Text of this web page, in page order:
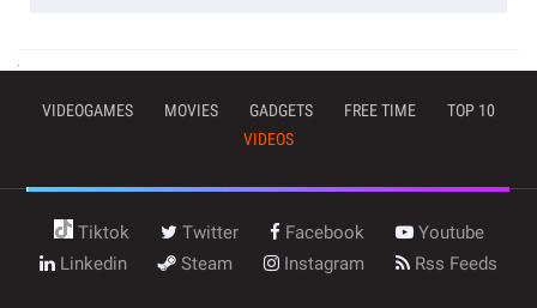
VIDEOGAMES MOVIES GADGETS FREE TIME
TOP 10
VIDEOS
Tiktok Twitter Facebook
Youtube
Linkedin
Steam Instagram Rss Feeds